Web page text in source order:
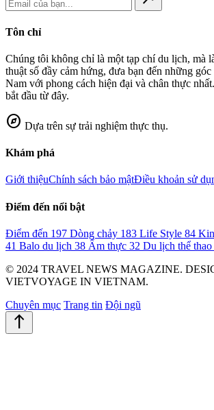
Tôn chỉ
Chúng tôi không chỉ là một tạp chí du lịch, mà
thuật số đầy cảm hứng, đưa bạn đến những
Nam với phong cách hiện đại và chân thực
bắt đầu từ đây.
explore Dựa trên sự trải nghiệm thực thụ.
Khám phá
Giới thiệuChính sách bảo mậtĐiều khoản sử
Điểm đến nổi bật
Điểm đến 197 Dòng chảy 183 Life Style 84
41 Balo du lịch 38 Ẩm thực 32 Du lịch thể thao
© 2024 TRAVEL NEWS MAGAZINE.
VIETVOYAGE IN VIETNAM.
Chuyên mục Trang tin Đội ngũ
north